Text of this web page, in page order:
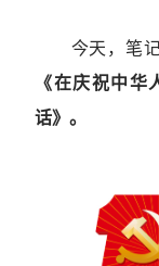
今天，笔记
《在庆祝中
话》。